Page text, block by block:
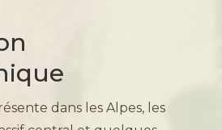
dans les Alpes, les